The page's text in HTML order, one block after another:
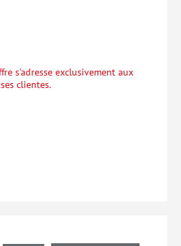
s'adresse exclusivement aux
clientes.